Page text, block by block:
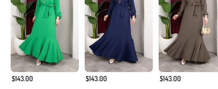
$143.00 $143.00 $143.00